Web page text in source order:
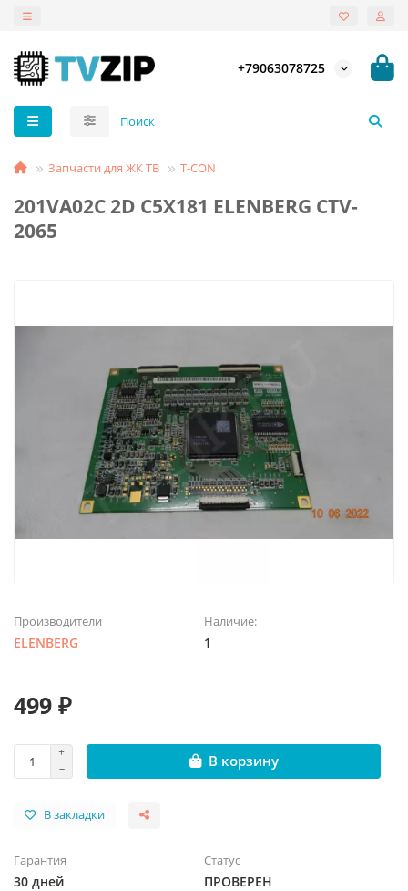
+79063078725
Запчасти для ЖК ТВ T-СON
201VA02C 2D C5X181 ELENBERG CTV-
2065
Производители
ELENBERG
Наличие:
1
499 ₽
В корзину
В закладки
Гарантия
30 дней
Статус
ПРОВЕРЕН